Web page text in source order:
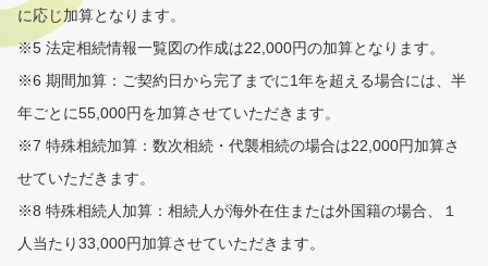
に応じ加算となります。
※5 法定相続情報一覧図の作成は22,000円の加算となります。
※6 期間加算：ご契約日から完了までに1年を超える場合には、半
年ごとに55,000円を加算させていただきます。
※7 特殊相続加算：数次相続・代襲相続の場合は22,000円加算さ
せていただきます。
※8 特殊相続人加算：相続人が海外在住または外国籍の場合、１
人当たり33,000円加算させていただきます。